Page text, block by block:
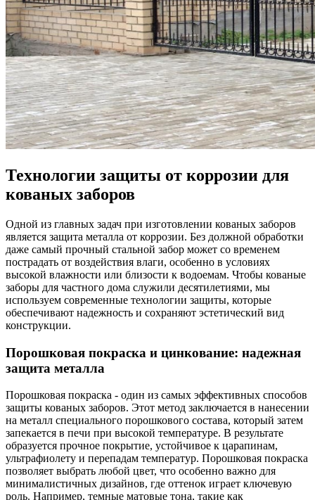
Технологии защиты от коррозии для
кованых заборов
Одной из главных задач при изготовлении кованых заборов
является защита металла от коррозии. Без должной обработки
даже самый прочный стальной забор может со временем
пострадать от воздействия влаги, особенно в условиях
высокой влажности или близости к водоемам. Чтобы кованые
заборы для частного дома служили десятилетиями, мы
используем современные технологии защиты, которые
обеспечивают надежность и сохраняют эстетический вид
конструкции.
Порошковая покраска и цинкование: надежная
защита металла
Порошковая покраска - один из самых эффективных способов
защиты кованых заборов. Этот метод заключается в нанесении
на металл специального порошкового состава, который затем
запекается в печи при высокой температуре. В результате
образуется прочное покрытие, устойчивое к царапинам,
ультрафиолету и перепадам температур. Порошковая покраска
позволяет выбрать любой цвет, что особенно важно для
минималистичных дизайнов, где оттенок играет ключевую
роль. Например, темные матовые тона, такие как